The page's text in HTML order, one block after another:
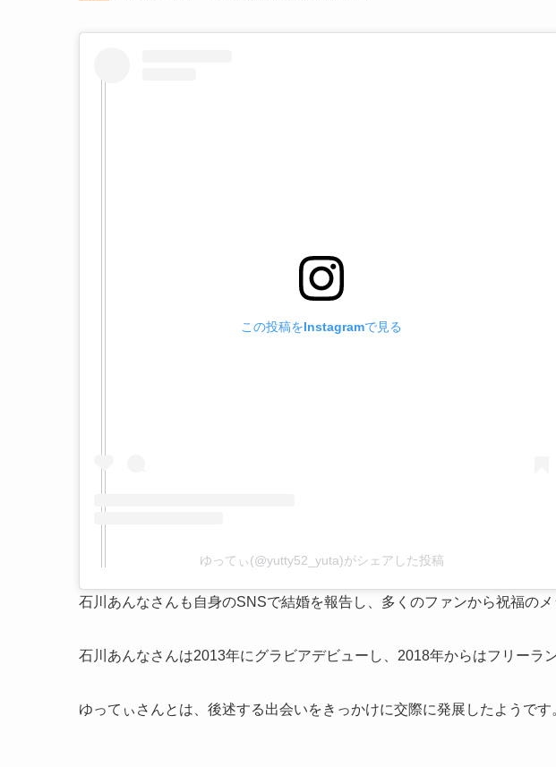
この投稿をInstagramで見る
ゆってぃ(@yutty52_yuta)がシェアした投稿
石川あんなさんも自身のSNSで結婚を報告し、多くのファンから祝福のメ
石川あんなさんは2013年にグラビアデビューし、2018年からはフリーラ
ゆってぃさんとは、後述する出会いをきっかけに交際に発展したようです